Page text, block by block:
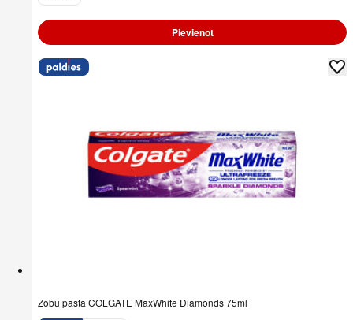
Pievienot
Zobu pasta COLGATE MaxWhite Diamonds 75ml